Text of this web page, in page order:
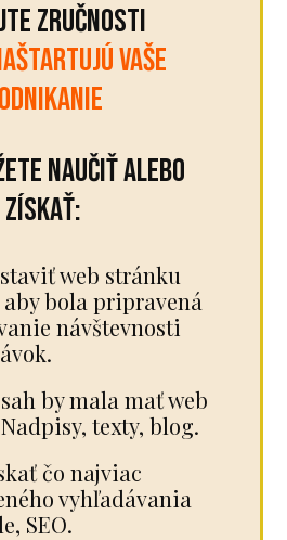
zručnosti
VAŠE
naučiť alebo
získať:
web stránku
aby bola pripravená
návštevnosti
by mala mať web
texty, blog.
čo najviac
vyhľadávania
SEO.